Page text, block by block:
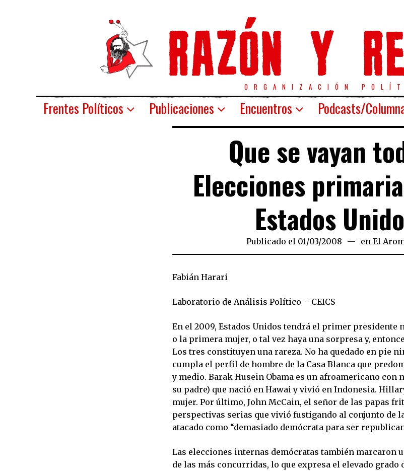
ORGANIZACIÓN
Frentes Políticos Publicaciones Encuentros Podcasts/
Que se vayan
Elecciones
Estados
Publicado el 01/03/2008 24/03/2020
en El
Fabián Harari
Laboratorio de Análisis Político – CEICS
En el 2009, Estados Unidos tendrá el primer presidente
o la primera mujer, o tal vez haya una sorpresa y,
Los tres constituyen una rareza. No ha quedado en pie
cumpla el perfil de hombre de la Casa Blanca que
y medio. Barak Husein Obama es un afroamericano con
su padre) que nació en Hawai y vivió en Indonesia.
mujer. Por último, John McCain, el señor de las papas
perspectivas serias que vivió fustigando al conjunto de
atacado como “demasiado demócrata para ser
Las elecciones internas demócratas también marcaron
de las más concurridas, lo que expresa el elevado